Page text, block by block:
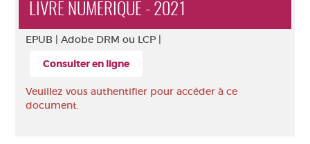
LIVRE NUMÉRIQUE - 2021
EPUB | Adobe DRM ou LCP |
Consulter en ligne
Veuillez vous authentifier pour accéder à ce
document.